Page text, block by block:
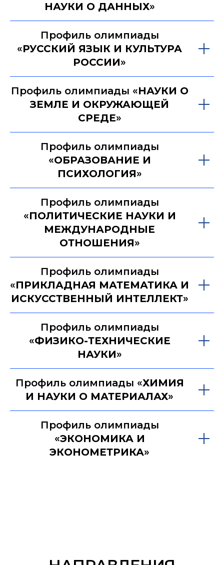
НАУКИ О ДАННЫХ»
Профиль олимпиады
«РУССКИЙ ЯЗЫК И КУЛЬТУРА
РОССИИ»
Профиль олимпиады «НАУКИ О
ЗЕМЛЕ И ОКРУЖАЮЩЕЙ
СРЕДЕ»
Профиль олимпиады
«ОБРАЗОВАНИЕ И
ПСИХОЛОГИЯ»
Профиль олимпиады
«ПОЛИТИЧЕСКИЕ НАУКИ И
МЕЖДУНАРОДНЫЕ
ОТНОШЕНИЯ»
Профиль олимпиады
«ПРИКЛАДНАЯ МАТЕМАТИКА И
ИСКУССТВЕННЫЙ ИНТЕЛЛЕКТ»
Профиль олимпиады
«ФИЗИКО-ТЕХНИЧЕСКИЕ
НАУКИ»
Профиль олимпиады «ХИМИЯ
И НАУКИ О МАТЕРИАЛАХ»
Профиль олимпиады
«ЭКОНОМИКА И
ЭКОНОМЕТРИКА»